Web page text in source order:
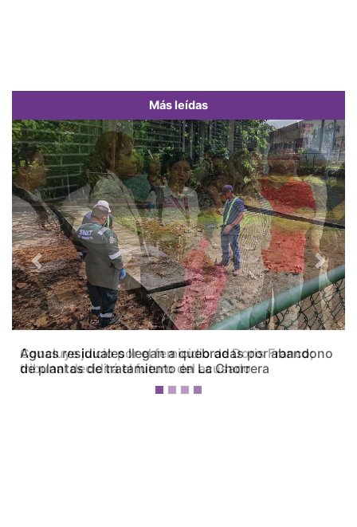
Más leídas
Concluye juicio por el femicidio de Doris Franco;
tribunal decidirá el futuro del acusado
Previous Next